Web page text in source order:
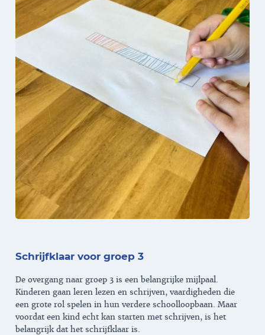
Schrijfklaar voor groep 3
De overgang naar groep 3 is een belangrijke mijlpaal.
Kinderen gaan leren lezen en schrijven, vaardigheden die
een grote rol spelen in hun verdere schoolloopbaan. Maar
voordat een kind echt kan starten met schrijven, is het
belangrijk dat het schrijfklaar is.